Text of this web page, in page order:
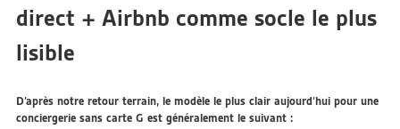
direct + Airbnb comme socle le plus
lisible
D’après notre retour terrain, le modèle le plus clair aujourd’hui pour une
conciergerie sans carte G est généralement le suivant :